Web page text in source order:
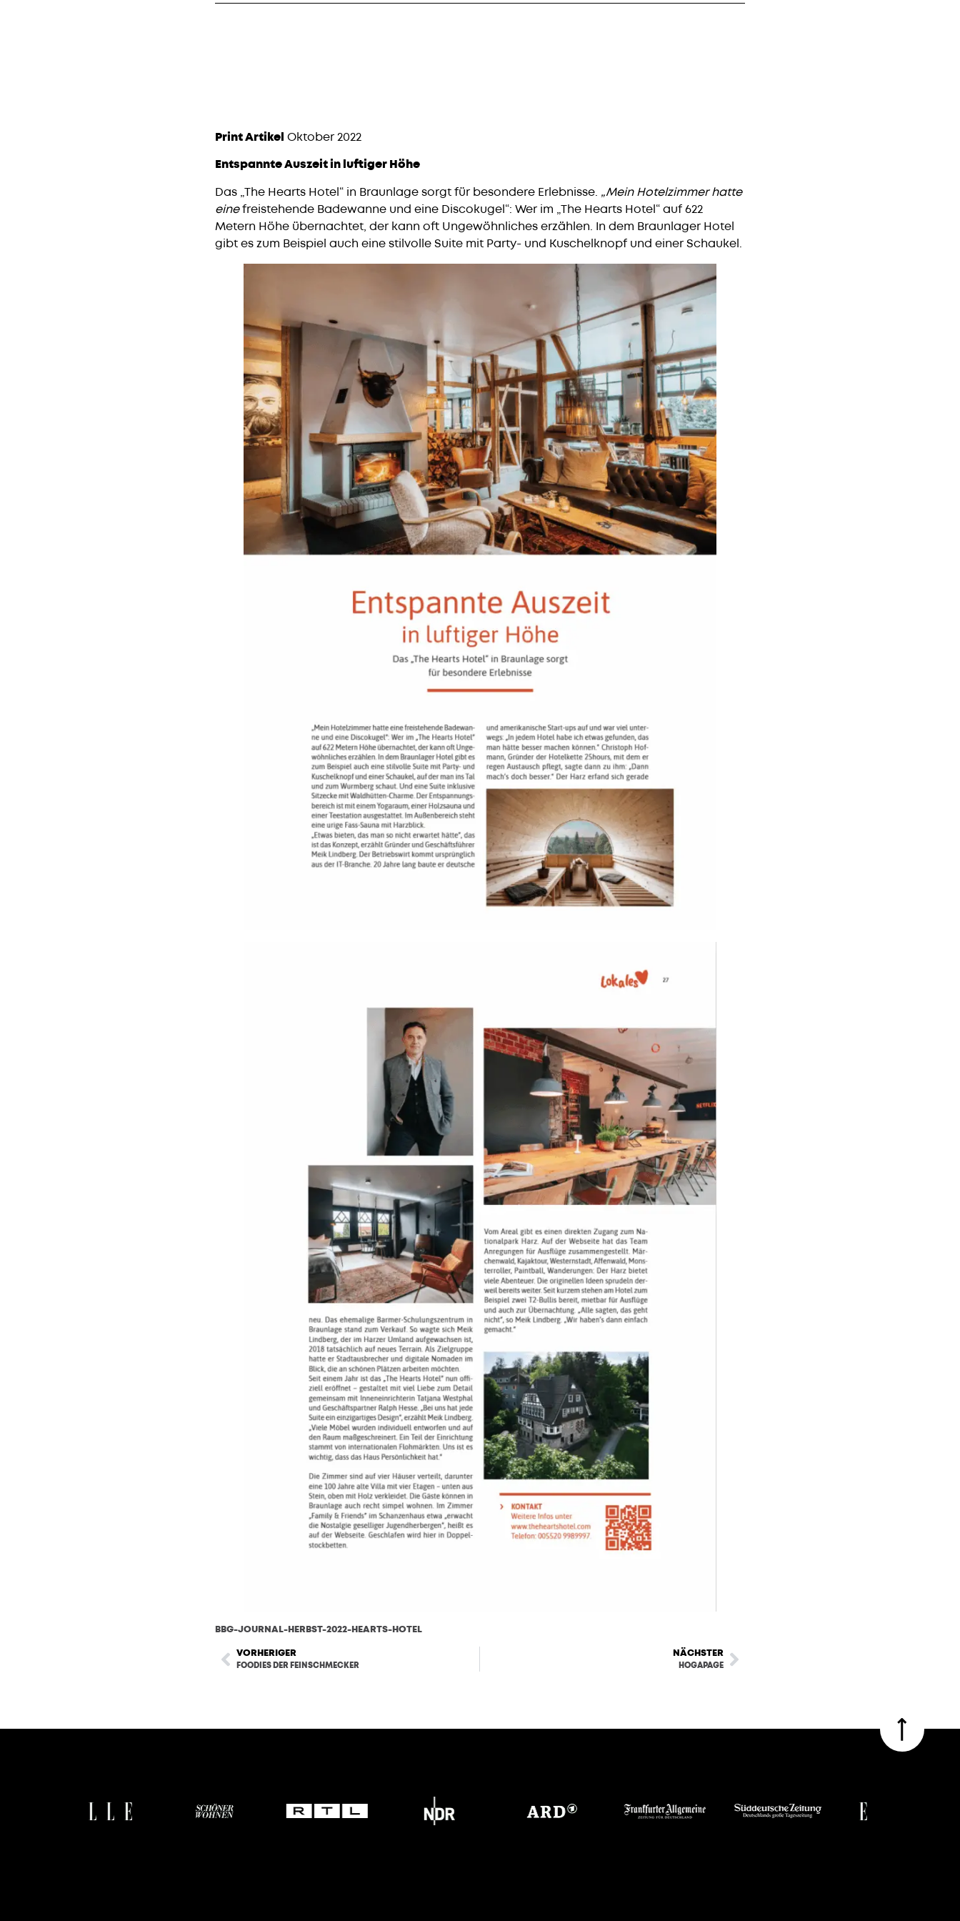
Print Artikel Oktober 2022
Entspannte Auszeit in luftiger Höhe
Das „The Hearts Hotel“ in Braunlage sorgt für besondere Erlebnisse. „Mein Hotelzimmer hatte
einefreistehende Badewanne und eine Discokugel“: Wer im „The Hearts Hotel“ auf 622
Metern Höhe übernachtet, der kann oft Ungewöhnliches erzählen. In dem Braunlager Hotel
gibt es zum Beispiel auch eine stilvolle Suite mit Party- und Kuschelknopf und einer Schaukel.
BBG-JOURNAL-HERBST-2022-HEARTS-HOTEL
VORHERIGER
FOODIES DER FEINSCHMECKER
NÄCHSTER
HOGAPAGE